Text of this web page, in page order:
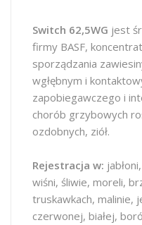
Switch 62,5WG jest
firmy BASF,
sporządzania
wgłębnym i
zapobiegawczego i
chorób grzybowych
ozdobnych, ziół.
Rejestracja w:
wiśni, śliwie, moreli,
truskawkach, malinie,
czerwonej, białej,